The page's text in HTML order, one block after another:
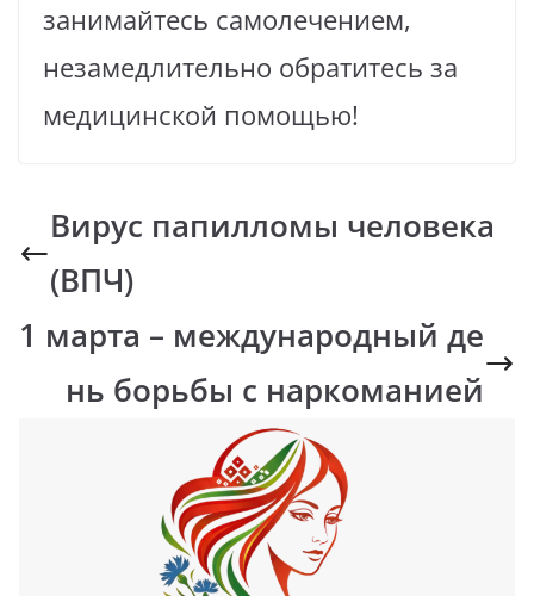
занимайтесь самолечением,
незамедлительно обратитесь за
медицинской помощью!
Вирус папилломы человека
(ВПЧ)
1 марта – международный де
нь борьбы с наркоманией